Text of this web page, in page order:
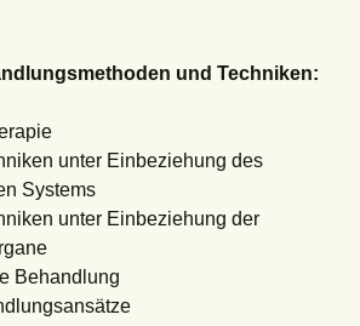
und Techniken:
unter Einbeziehung des
Systems
unter Einbeziehung der
Behandlung